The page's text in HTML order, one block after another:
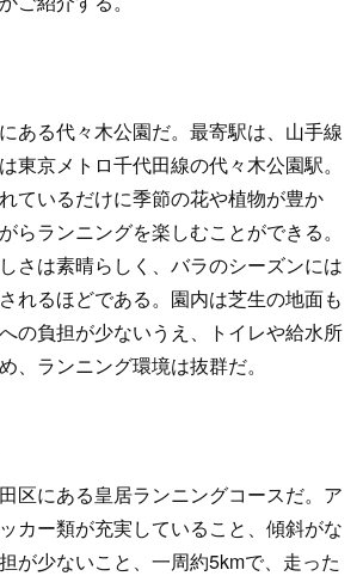
ある代々木公園だ。最寄駅は、山手線
東京メトロ千代田線の代々木公園駅。
ているだけに季節の花や植物が豊か
らランニングを楽しむことができる。
さは素晴らしく、バラのシーズンには
れるほどである。園内は芝生の地面も
の負担が少ないうえ、トイレや給水所
、ランニング環境は抜群だ。
区にある皇居ランニングコースだ。ア
カー類が充実していること、傾斜がな
が少ないこと、一周約5kmで、走った